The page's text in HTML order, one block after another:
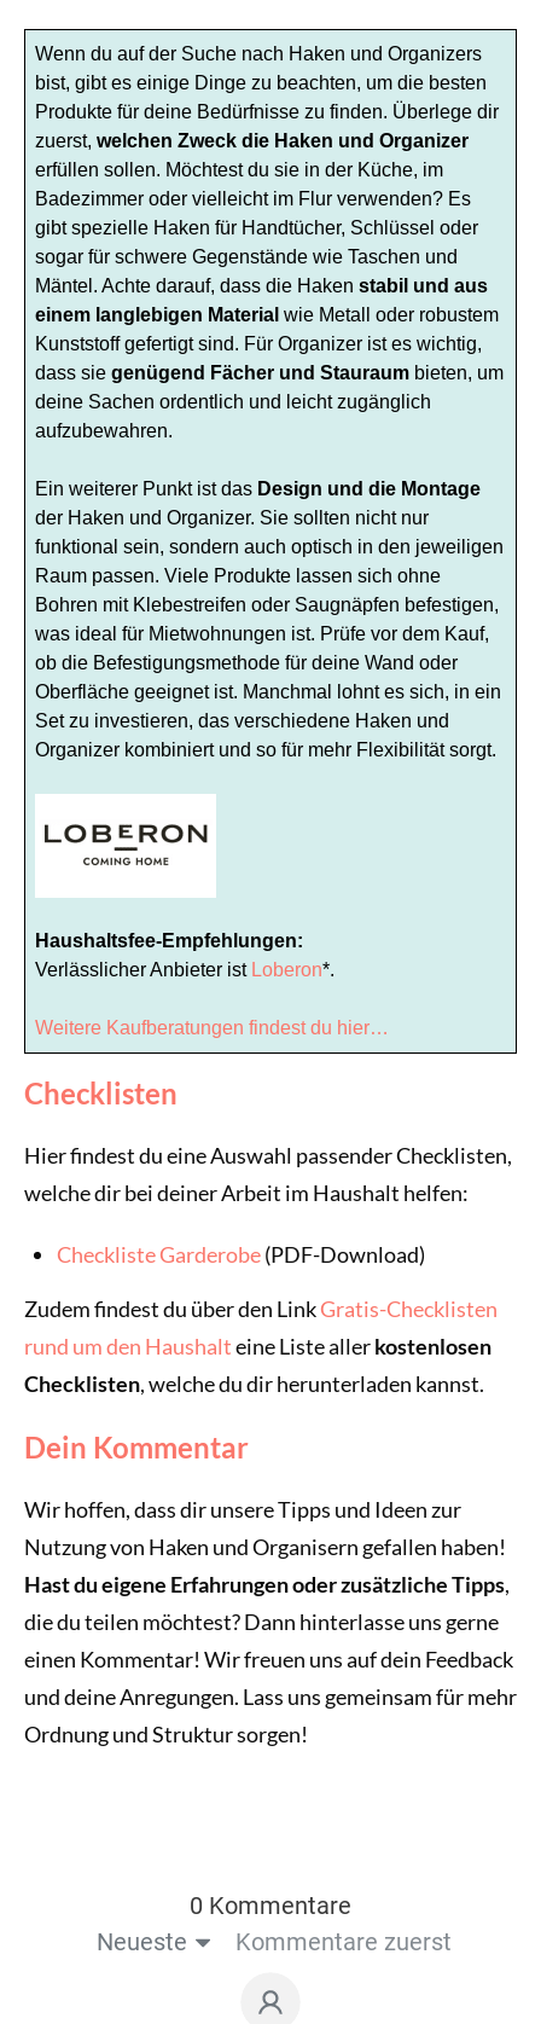
Wenn du auf der Suche nach Haken und Organizers
bist, gibt es einige Dinge zu beachten, um die besten
Produkte für deine Bedürfnisse zu finden. Überlege dir
zuerst, welchen Zweck die Haken und Organizer
erfüllen sollen. Möchtest du sie in der Küche, im
Badezimmer oder vielleicht im Flur verwenden? Es
gibt spezielle Haken für Handtücher, Schlüssel oder
sogar für schwere Gegenstände wie Taschen und
Mäntel. Achte darauf, dass die Haken stabil und aus
einem langlebigen Material wie Metall oder robustem
Kunststoff gefertigt sind. Für Organizer ist es wichtig,
dass sie genügend Fächer und Stauraum bieten, um
deine Sachen ordentlich und leicht zugänglich
aufzubewahren.
Ein weiterer Punkt ist das Design und die Montage
der Haken und Organizer. Sie sollten nicht nur
funktional sein, sondern auch optisch in den jeweiligen
Raum passen. Viele Produkte lassen sich ohne
Bohren mit Klebestreifen oder Saugnäpfen befestigen,
was ideal für Mietwohnungen ist. Prüfe vor dem Kauf,
ob die Befestigungsmethode für deine Wand oder
Oberfläche geeignet ist. Manchmal lohnt es sich, in ein
Set zu investieren, das verschiedene Haken und
Organizer kombiniert und so für mehr Flexibilität sorgt.
Haushaltsfee-Empfehlungen:
Verlässlicher Anbieter ist Loberon*.
Weitere Kaufberatungen findest du hier…
Checklisten
Hier findest du eine Auswahl passender Checklisten,
welche dir bei deiner Arbeit im Haushalt helfen:
Checkliste Garderobe(PDF-Download)
Zudem findest du über den LinkGratis-Checklisten
rund um den Haushalteine Liste allerkostenlosen
Checklisten, welche du dir herunterladen kannst.
Dein Kommentar
Wir hoffen, dass dir unsere Tipps und Ideen zur
Nutzung von Haken und Organisern gefallen haben!
Hast du eigene Erfahrungen oder zusätzliche Tipps,
die du teilen möchtest? Dann hinterlasse uns gerne
einen Kommentar! Wir freuen uns auf dein Feedback
und deine Anregungen. Lass uns gemeinsam für mehr
Ordnung und Struktur sorgen!
0 Kommentare
Neueste
Kommentare zuerst